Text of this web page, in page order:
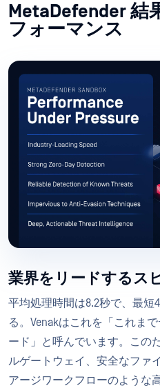
MetaDefender 結
フォーマンス
業界をリードするス
平均処理時間は8.2秒で、最短
る。Venakはこれを「これま
ード」と呼んでいます。この
ルゲートウェイ、安全なファ
アージワークフローのような